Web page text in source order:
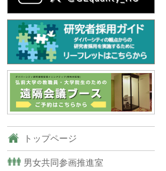
トップページ
男女共同参画推進室